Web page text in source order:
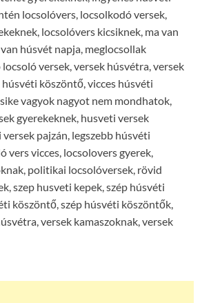
locsolóvers, locsolkodó versek,
locsolóvers kicsiknek, ma van
húsvét napja, meglocsollak
locsoló versek, versek húsvétra, versek
köszöntő, vicces húsvéti
vagyok nagyot nem mondhatok,
gyerekeknek, husveti versek
pajzán, legszebb húsvéti
vers vicces, locsolovers gyerek,
politikai locsolóversek, rövid
szep husveti kepek, szép húsvéti
köszöntő, szép húsvéti köszöntők,
versek kamaszoknak, versek